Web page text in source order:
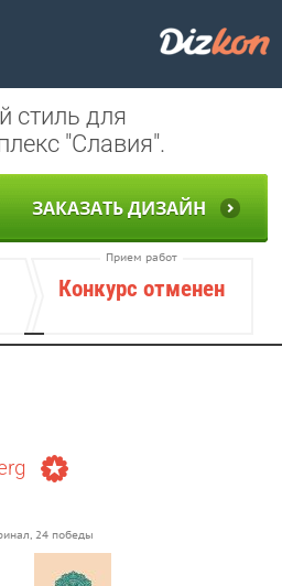
стиль для
"Славия".
ЗАКАЗАТЬ ДИЗАЙН
Прием работ
Конкурс отменен
24 победы